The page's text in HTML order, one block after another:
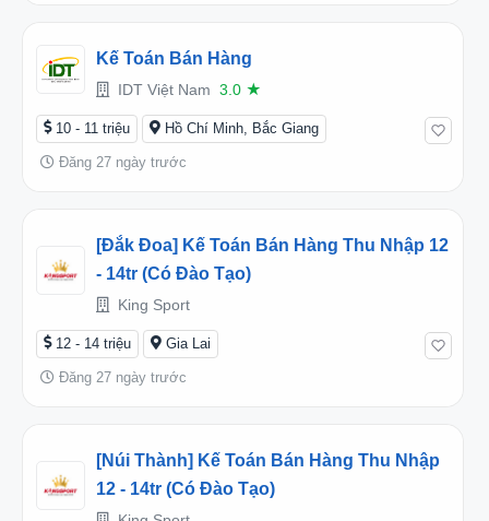
Kế Toán Bán Hàng
IDT Việt Nam 3.0 ★
10 - 11 triệu Hồ Chí Minh, Bắc Giang
Đăng 27 ngày trước
[Đắk Đoa] Kế Toán Bán Hàng Thu Nhập 12
- 14tr (có Đào Tạo)
King Sport
12 - 14 triệu Gia Lai
Đăng 27 ngày trước
[Núi Thành] Kế Toán Bán Hàng Thu Nhập
12 - 14tr (có Đào Tạo)